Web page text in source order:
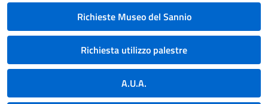
Richieste Museo del Sannio
Richiesta utilizzo palestre
A.U.A.